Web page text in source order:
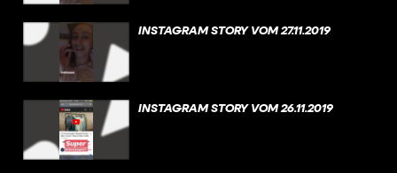
INSTAGRAM STORY VOM 27.11.2019
INSTAGRAM STORY VOM 26.11.2019